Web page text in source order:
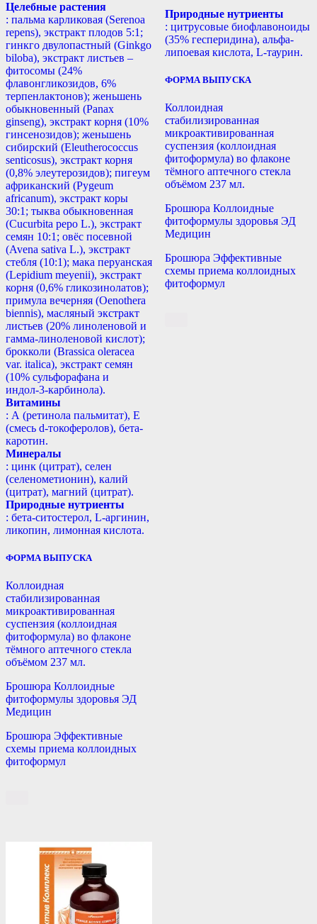
Целебные растения
: пальма карликовая (Serenoa
repens), экстракт плодов 5:1;
гинкго двулопастный (Ginkgo
biloba), экстракт листьев –
фитосомы (24%
флавонгликозидов, 6%
терпенлактонов); женьшень
обыкновенный (Panax
ginseng), экстракт корня (10%
гинсенозидов); женьшень
сибирский (Eleutherococcus
senticosus), экстракт корня
(0,8% элеутерозидов); пигеум
африканский (Pygeum
africanum), экстракт коры
30:1; тыква обыкновенная
(Cucurbita реро L.), экстракт
семян 10:1; овёс посевной
(Avena sativa L.), экстракт
стебля (10:1); мака перуанская
(Lepidium meyenii), экстракт
корня (0,6% гликозинолатов);
примула вечерняя (Oenothera
biennis), масляный экстракт
листьев (20% линоленовой и
гамма-линоленовой кислот);
брокколи (Brassica oleracea
var. italica), экстракт семян
(10% сульфорафана и
индол-3-карбинола).
Витамины
: А (ретинола пальмитат), Е
(смесь d-токоферолов), бета-
каротин.
Минералы
: цинк (цитрат), селен
(селенометионин), калий
(цитрат), магний (цитрат).
Природные нутриенты
: бета-ситостерол, L-аргинин,
ликопин, лимонная кислота.
ФОРМА ВЫПУСКА
Коллоидная
стабилизированная
микроактивированная
суспензия (коллоидная
фитоформула) во флаконе
тёмного аптечного стекла
объёмом 237 мл.
Брошюра Коллоидные
фитоформулы здоровья ЭД
Медицин
Брошюра Эффективные
схемы приема коллоидных
фитоформул
Природные нутриенты
: цитрусовые биофлавоноиды
(35% гесперидина), альфа-
липоевая кислота, L-таурин.
ФОРМА ВЫПУСКА
Коллоидная
стабилизированная
микроактивированная
суспензия (коллоидная
фитоформула) во флаконе
тёмного аптечного стекла
объёмом 237 мл.
Брошюра Коллоидные
фитоформулы здоровья ЭД
Медицин
Брошюра Эффективные
схемы приема коллоидных
фитоформул